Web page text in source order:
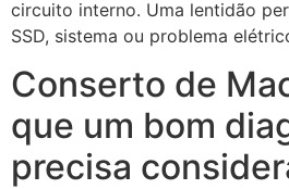
circuito interno. Uma lentidão
SSD, sistema ou problema
Conserto de
que um bom
precisa